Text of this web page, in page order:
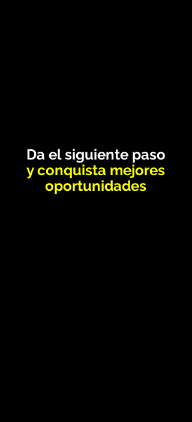
Da el siguiente paso
y conquista mejores
oportunidades